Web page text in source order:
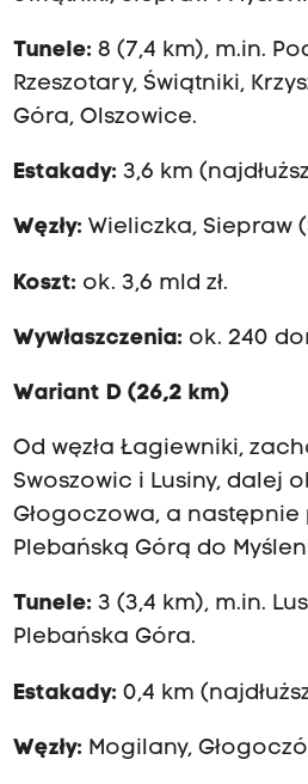
Tunele: 8 (7,4 km), m.in.
Rzeszotary, Świątniki,
Góra, Olszowice.
Estakady: 3,6 km
Węzły: Wieliczka, Siepraw
Koszt: ok. 3,6 mld zł.
Wywłaszczenia: ok. 240
Wariant D (26,2 km)
Od węzła Łagiewniki,
Swoszowic i Lusiny, dalej
Głogoczowa, a
Plebańską Górą do
Tunele: 3 (3,4 km), m.in.
Plebańska Góra.
Estakady: 0,4 km
Węzły: Mogilany,